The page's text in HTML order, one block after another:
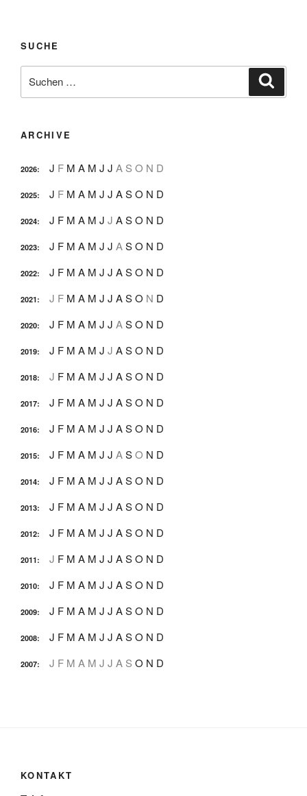
SUCHE
nach:
ARCHIVE
2026: J F M A M J J A S O N D
2025: J F M A M J J ASO N D
2024: J F M A M J J ASO N D
2023: J F M A M J J ASO N D
2022: J F M A M J J ASO N D
2021: J F M A M J J ASO N D
2020: J F M A M J J ASO N D
2019: J F M A M J J ASO N D
2018: J F M A M J J ASO N D
2017: J F M A M J J ASO N D
2016: J F M A M J J ASO N D
2015: J F M A M J J ASO N D
2014: J F M A M J J ASO N D
2013: J F M A M J J ASO N D
2012: J F M A M J J ASO N D
2011: J F M A M J J ASO N D
2010: J F M A M J J ASO N D
2009: J F M A M J J ASO N D
2008: J F M A M J J ASO N D
2007: J F M A M J J A S O N D
KONTAKT